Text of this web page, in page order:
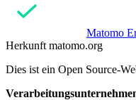
Matomo
Herkunft matomo.org
Dies ist ein Open Source-